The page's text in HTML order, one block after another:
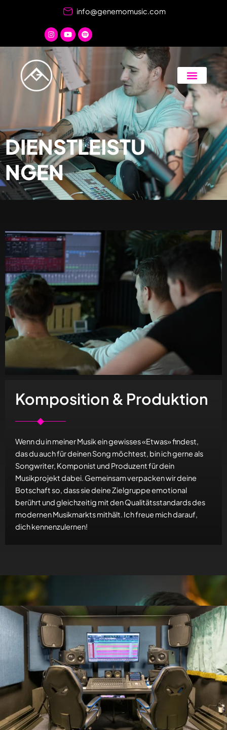
info@genemomusic.com
DIENSTLEISTU
NGEN
Komposition & Produktion
Wenn du in meiner Musik ein gewisses «Etwas» findest,
das du auch für deinen Song möchtest, bin ich gerne als
Songwriter, Komponist und Produzent für dein
Musikprojekt dabei. Gemeinsam verpacken wir deine
Botschaft so, dass sie deine Zielgruppe emotional
berührt und gleichzeitig mit den Qualitätsstandards des
modernen Musikmarkts mithält. Ich freue mich darauf,
dich kennenzulernen!